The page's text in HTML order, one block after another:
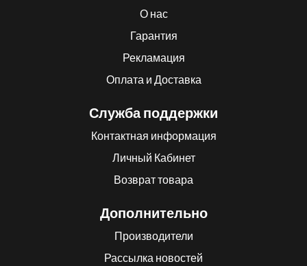
О нас
Гарантия
Рекламация
Оплата и Доставка
Служба поддержки
Контактная информация
Личный Кабинет
Возврат товара
Дополнительно
Производители
Рассылка новостей